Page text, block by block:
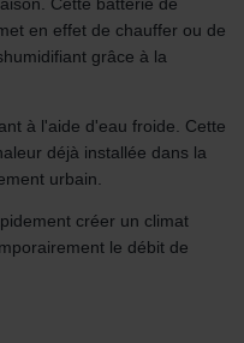
Cette batterie de
en effet de chauffer ou de
grâce à la
à l'aide d'eau froide. Cette
déjà installée dans la
urbain.
créer un climat
le débit de